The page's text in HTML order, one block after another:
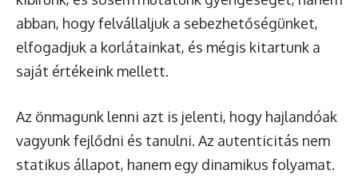
abban, hogy felvállaljuk a sebezhetőségünket,
elfogadjuk a korlátainkat, és mégis kitartunk a
saját értékeink mellett.
Az önmagunk lenni azt is jelenti, hogy hajlandóak
vagyunk fejlődni és tanulni. Az autenticitás nem
statikus állapot, hanem egy dinamikus folyamat.